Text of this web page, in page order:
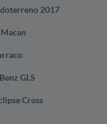
2017
GLS
Cross